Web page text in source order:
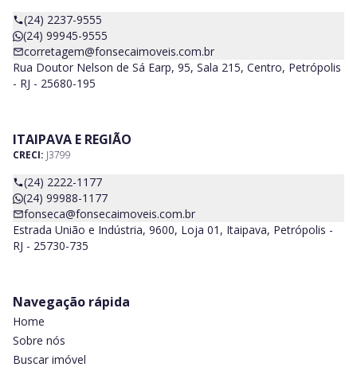
(24) 2237-9555
(24) 99945-9555
corretagem@fonsecaimoveis.com.br
Rua Doutor Nelson de Sá Earp, 95, Sala 215, Centro, Petrópolis
- RJ - 25680-195
ITAIPAVA E REGIÃO
CRECI: J3799
(24) 2222-1177
(24) 99988-1177
fonseca@fonsecaimoveis.com.br
Estrada União e Indústria, 9600, Loja 01, Itaipava, Petrópolis -
RJ - 25730-735
Navegação rápida
Home
Sobre nós
Buscar imóvel